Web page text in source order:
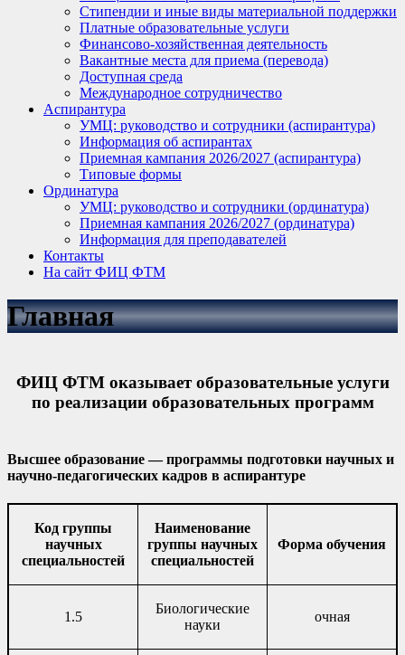
Стипендии и иные виды материальной поддержки
Платные образовательные услуги
Финансово-хозяйственная деятельность
Вакантные места для приема (перевода)
Доступная среда
Международное сотрудничество
Аспирантура
УМЦ: руководство и сотрудники (аспирантура)
Информация об аспирантах
Приемная кампания 2026/2027 (аспирантура)
Типовые формы
Ординатура
УМЦ: руководство и сотрудники (ординатура)
Приемная кампания 2026/2027 (ординатура)
Информация для преподавателей
Контакты
На сайт ФИЦ ФТМ
Главная
ФИЦ ФТМ оказывает образовательные услуги
по реализации образовательных программ
Высшее образование — программы подготовки научных и
научно-педагогических кадров в аспирантуре
Код группы
научных
специальностей
Наименование
группы научных
специальностей
Форма обучения
1.5
Биологические
науки
очная